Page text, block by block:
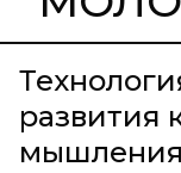
развития
мышления